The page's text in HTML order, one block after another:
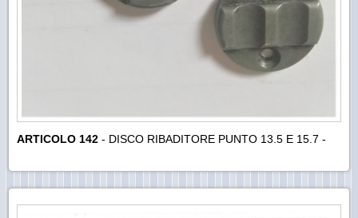
ARTICOLO 142 - DISCO RIBADITORE PUNTO 13.5 E 15.7 -